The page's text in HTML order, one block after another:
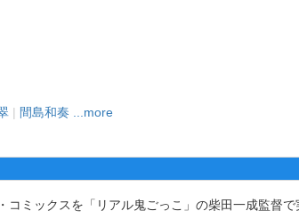
| 間島和奏 ...more
ミックスを「リアル鬼ごっこ」の柴田一成監督